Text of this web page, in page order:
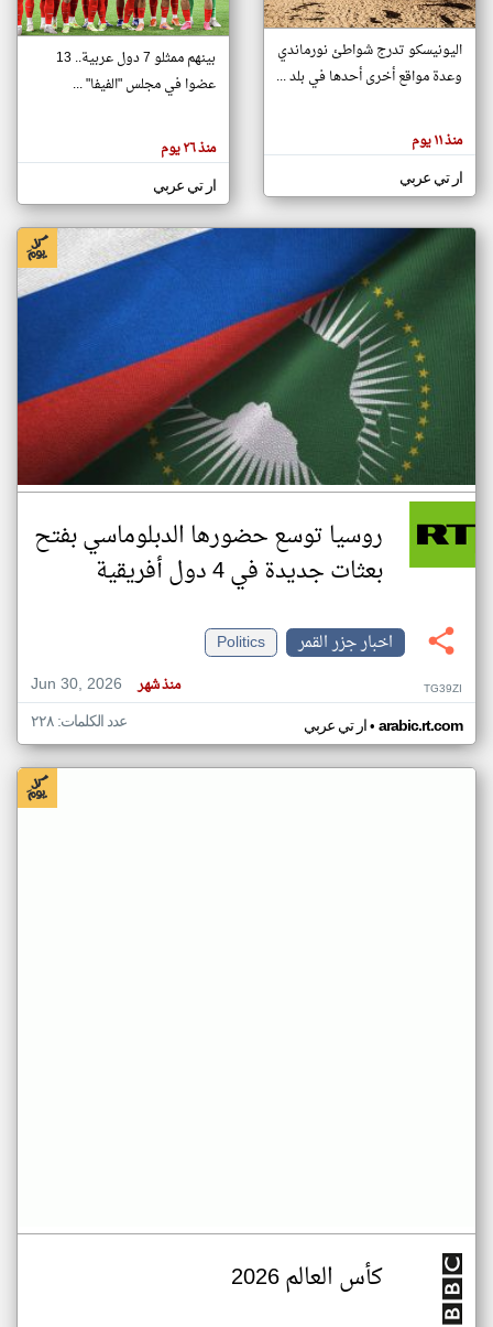
تغيير الدولة
اخبار جزر القمر على مدار الساعة
أهم اخبار جزر القمر العاجلة والمباشرة
هنا عن
وجهة
كاتبيها.
اليونيسكو تدرج شواطئ نورماندي
وعدة مواقع أخرى أحدها في بلد ...
منذ ١١ يوم
ار تي عربي
بينهم ممثلو 7 دول عربية.. 13
عضوا في مجلس "الفيفا" ...
منذ ٢٦ يوم
ار تي عربي
روسيا توسع حضورها الدبلوماسي بفتح
بعثات جديدة في 4 دول أفريقية
اخبار جزر القمر
Politics
Jun 30, 2026
منذ شهر TG39ZI
ار تي عربي• arabic.rt.com عدد الكلمات: ٢٢٨
كأس العالم 2026
klyoum.com